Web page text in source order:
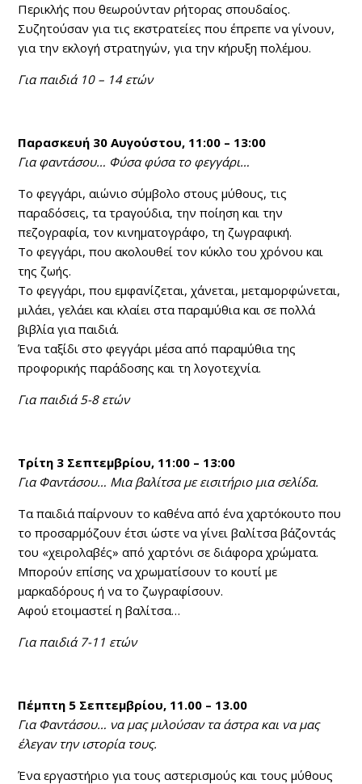
Περικλής που θεωρούνταν ρήτορας σπουδαίος.
Συζητούσαν για τις εκστρατείες που έπρεπε να γίνουν,
για την εκλογή στρατηγών, για την κήρυξη πολέμου.
Για παιδιά 10 – 14 ετών
Παρασκευή 30 Αυγούστου, 11:00 – 13:00
Για φαντάσου… Φύσα φύσα το φεγγάρι…
Το φεγγάρι, αιώνιο σύμβολο στους μύθους, τις
παραδόσεις, τα τραγούδια, την ποίηση και την
πεζογραφία, τον κινηματογράφο, τη ζωγραφική.
Το φεγγάρι, που ακολουθεί τον κύκλο του χρόνου και
της ζωής.
Το φεγγάρι, που εμφανίζεται, χάνεται, μεταμορφώνεται,
μιλάει, γελάει και κλαίει στα παραμύθια και σε πολλά
βιβλία για παιδιά.
Ένα ταξίδι στο φεγγάρι μέσα από παραμύθια της
προφορικής παράδοσης και τη λογοτεχνία.
Για παιδιά 5-8 ετών
Τρίτη 3 Σεπτεμβρίου, 11:00 – 13:00
Για Φαντάσου… Μια βαλίτσα με εισιτήριο μια σελίδα.
Τα παιδιά παίρνουν το καθένα από ένα χαρτόκουτο που
το προσαρμόζουν έτσι ώστε να γίνει βαλίτσα βάζοντάς
του «χειρολαβές» από χαρτόνι σε διάφορα χρώματα.
Μπορούν επίσης να χρωματίσουν το κουτί με
μαρκαδόρους ή να το ζωγραφίσουν.
Αφού ετοιμαστεί η βαλίτσα…
Για παιδιά 7-11 ετών
Πέμπτη 5 Σεπτεμβρίου, 11.00 – 13.00
Για Φαντάσου… να μας μιλούσαν τα άστρα και να μας
έλεγαν την ιστορία τους.
Ένα εργαστήριο για τους αστερισμούς και τους μύθους